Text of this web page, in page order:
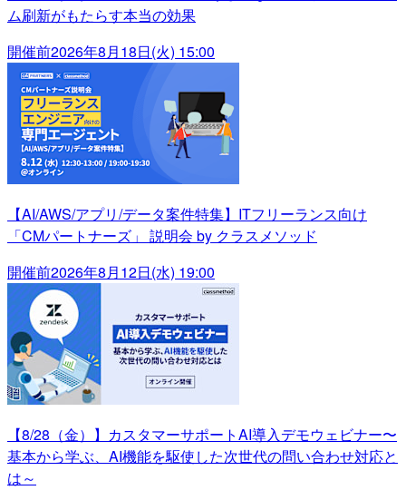
ム刷新がもたらす本当の効果
開催前2026年8月18日(火) 15:00
【AI/AWS/アプリ/データ案件特集】ITフリーランス向け
「CMパートナーズ」 説明会 by クラスメソッド
開催前2026年8月12日(水) 19:00
【8/28（金）】カスタマーサポートAI導入デモウェビナー〜
基本から学ぶ、AI機能を駆使した次世代の問い合わせ対応と
は～